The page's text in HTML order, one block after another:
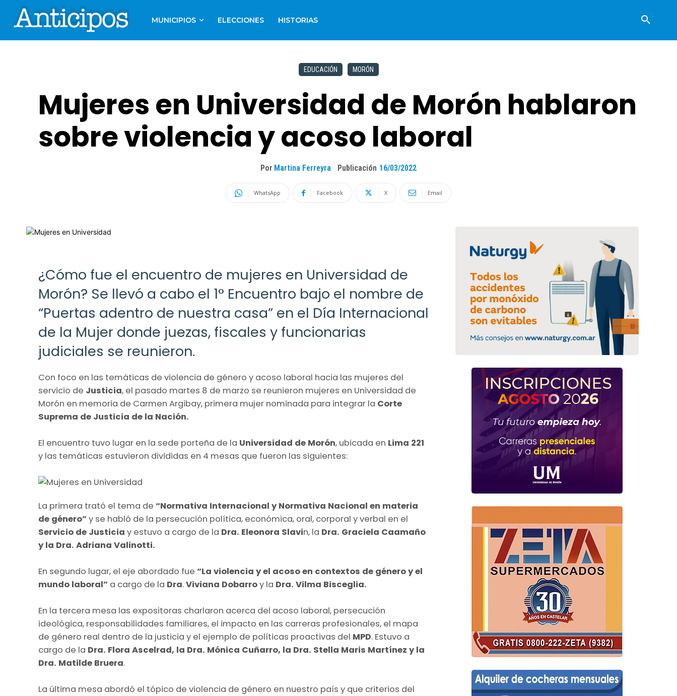
MUNICIPIOS ELECCIONES HISTORIAS
EDUCACIÓN MORÓN
Mujeres en Universidad de Morón hablaron
sobre violencia y acoso laboral
Por Martina Ferreyra Publicación 16/03/2022
WhatsApp Facebook X Email
¿Cómo fue el encuentro de mujeres en Universidad de
Morón? Se llevó a cabo el 1° Encuentro bajo el nombre de
“Puertas adentro de nuestra casa” en el Día Internacional
de la Mujer donde juezas, fiscales y funcionarias
judiciales se reunieron.
Con foco en las temáticas de violencia de género y acoso laboral hacia las mujeres del
servicio de Justicia, el pasado martes 8 de marzo se reunieron mujeres en Universidad de
Morón en memoria de Carmen Argibay, primera mujer nominada para integrar la Corte
Suprema de Justicia de la Nación.
El encuentro tuvo lugar en la sede porteña de la Universidad de Morón, ubicada en Lima 221
y las temáticas estuvieron divididas en 4 mesas que fueron las siguientes:
La primera trató el tema de “Normativa Internacional y Normativa Nacional en materia
de género” y se habló de la persecución política, económica, oral, corporal y verbal en el
Servicio de Justicia y estuvo a cargo de la Dra. Eleonora Slavin, la Dra. Graciela Caamaño
y la Dra. Adriana Valinotti.
En segundo lugar, el eje abordado fue “La violencia y el acoso en contextos de género y el
mundo laboral” a cargo de la Dra.Viviana Dobarroy la Dra. Vilma Bisceglia.
En la tercera mesa las expositoras charlaron acerca del acoso laboral, persecución
ideológica, responsabilidades familiares, el impacto en las carreras profesionales, el mapa
de género real dentro de la justicia y el ejemplo de políticas proactivas del MPD. Estuvo a
cargo de la Dra. Flora Ascelrad, la Dra. Mónica Cuñarro, la Dra. Stella Maris Martínez y la
Dra. Matilde Bruera.
La última mesa abordó el tópico de violencia de género en nuestro país y que criterios del